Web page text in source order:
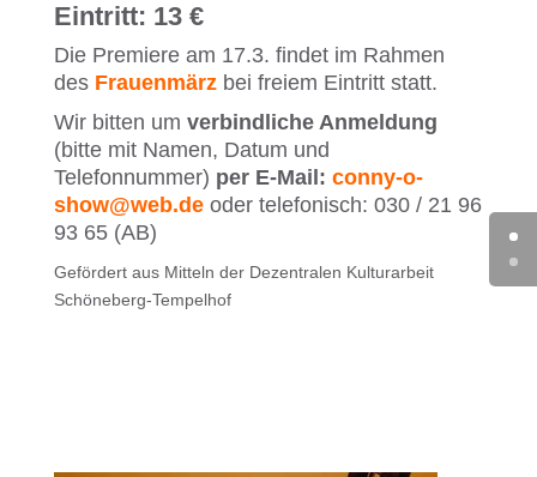
Eintritt: 13 €
Die Premiere am 17.3. findet im Rahmen
des Frauenmärzbei freiem Eintritt statt.
Wir bitten um verbindliche Anmeldung
(bitte mit Namen, Datum und
Telefonnummer) per E-Mail: conny-o-
show@web.deoder telefonisch: 030 / 21 96
93 65 (AB)
Gefördert aus Mitteln der Dezentralen Kulturarbeit
Schöneberg-Tempelhof